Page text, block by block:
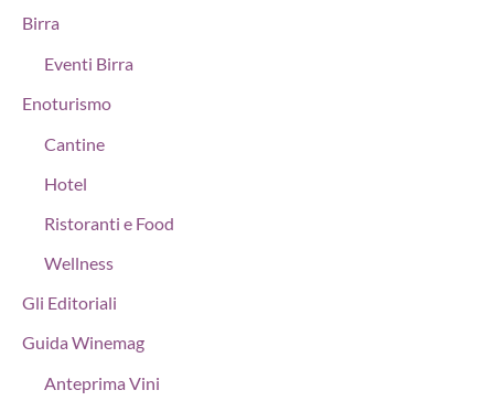
Birra
Eventi Birra
Enoturismo
Cantine
Hotel
Ristoranti e Food
Wellness
Gli Editoriali
Guida Winemag
Anteprima Vini